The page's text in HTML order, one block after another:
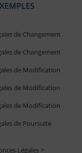
de Changement
de Changement
de Modification
de Modification
de Modification
de Poursuite
Légales >